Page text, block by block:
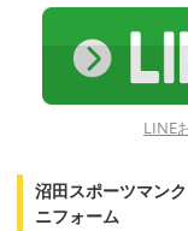
LINE
沼田スポーツマン
ニフォーム